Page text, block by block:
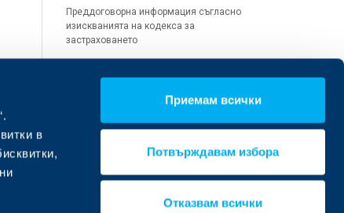
в
Приемам всички
Потвърждавам избора
Отказвам всички
Преддоговорна информация съгласно
изискванията на кодекса за
застраховането
Обслужване на щети и
претенции
Помощ при откуп, злополука или